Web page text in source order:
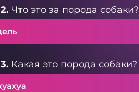
Что это за порода собаки?
Какая это порода собаки?